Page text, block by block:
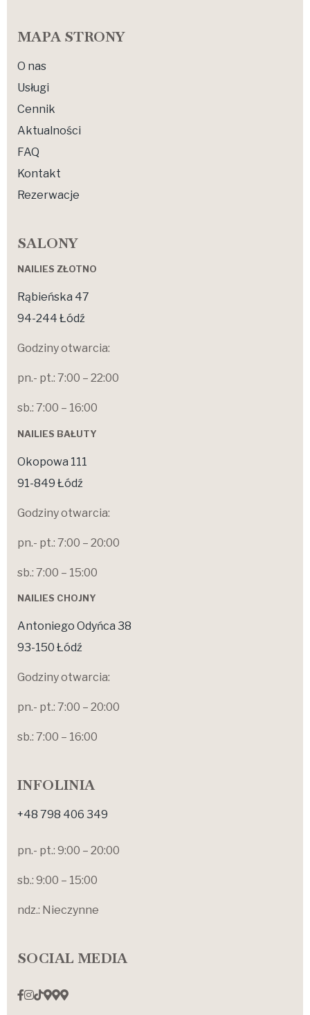
MAPA STRONY
O nas
Usługi
Cennik
Aktualności
FAQ
Kontakt
Rezerwacje
SALONY
NAILIES ZŁOTNO
Rąbieńska 47
94-244 Łódź
Godziny otwarcia:
pn.- pt.: 7:00 – 22:00
sb.: 7:00 – 16:00
NAILIES BAŁUTY
Okopowa 111
91-849 Łódź
Godziny otwarcia:
pn.- pt.: 7:00 – 20:00
sb.: 7:00 – 15:00
NAILIES CHOJNY
Antoniego Odyńca 38
93-150 Łódź
Godziny otwarcia:
pn.- pt.: 7:00 – 20:00
sb.: 7:00 – 16:00
INFOLINIA
+48 798 406 349
pn.- pt.: 9:00 – 20:00
sb.: 9:00 – 15:00
ndz.: Nieczynne
SOCIAL MEDIA